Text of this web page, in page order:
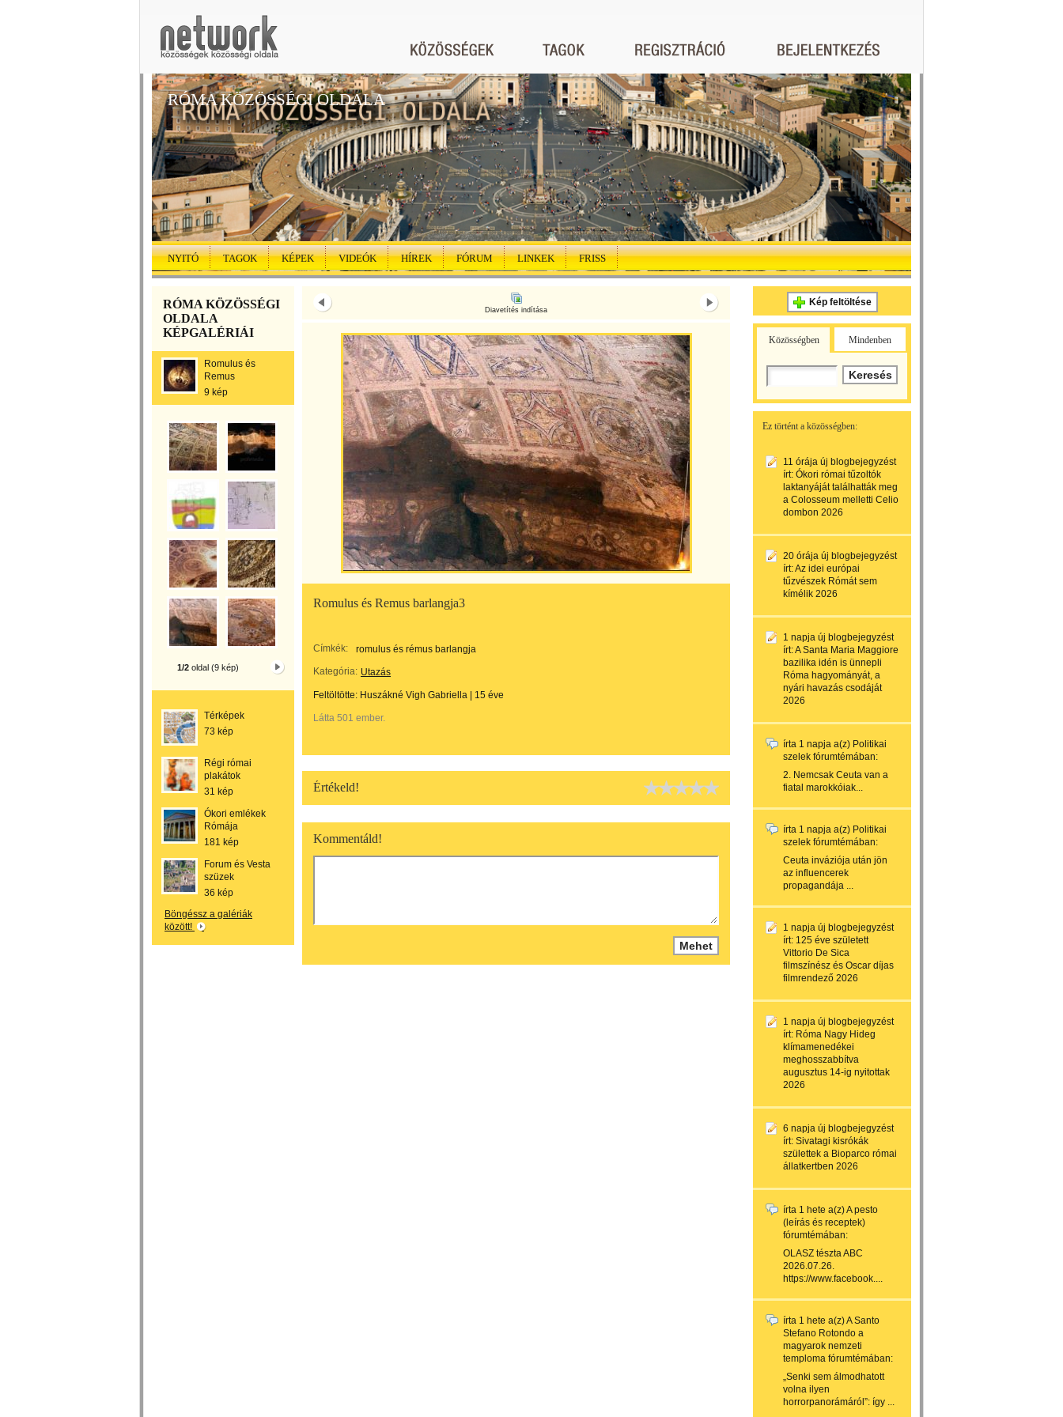
RÓMA KÖZÖSSÉGI OLDALA
NYITÓ TAGOK KÉPEK VIDEÓK HÍREK FÓRUM LINKEK FRISS
RÓMA KÖZÖSSÉGI
OLDALA
KÉPGALÉRIÁI
Romulus és
Remus
9 kép
1/2 oldal (9 kép)
Térképek
73 kép
Régi római
plakátok
31 kép
Ókori emlékek
Rómája
181 kép
Forum és Vesta
szüzek
36 kép
Böngéssz a galériák
között!
Diavetítés indítása
Romulus és Remus barlangja3
Címkék:
romulus és rémus barlangja
Kategória: Utazás
Feltöltötte: Huszákné Vigh Gabriella 15 éve
Látta 501 ember.
Értékeld!
Kommentáld!
Kép feltöltése
Közösségben Mindenben
Ez történt a közösségben:
11 órája új blogbejegyzést
írt: Ókori római tűzoltók
laktanyáját találhatták meg
a Colosseum melletti Celio
dombon 2026
20 órája új blogbejegyzést
írt:Az idei európai
tűzvészek Rómát sem
kímélik 2026
1 napja új blogbejegyzést
írt:A Santa Maria Maggiore
bazilika idén is ünnepli
Róma hagyományát, a
nyári havazás csodáját
2026
írta 1 napja a(z) Politikai
szelek fórumtémában:
2. Nemcsak Ceuta van a
fiatal marokkóiak...
írta 1 napja a(z) Politikai
szelek fórumtémában:
Ceuta inváziója után jön
az influencerek
propagandája ...
1 napja új blogbejegyzést
írt: 125 éve született
Vittorio De Sica
filmszínész és Oscar díjas
filmrendező 2026
1 napja új blogbejegyzést
írt: Róma Nagy Hideg
klímamenedékei
meghosszabbítva
augusztus 14-ig nyitottak
2026
6 napja új blogbejegyzést
írt: Sivatagi kisrókák
születtek a Bioparco római
állatkertben 2026
írta 1 hete a(z)A pesto
(leírás és receptek)
fórumtémában:
OLASZ tészta ABC
2026.07.26.
https://www.facebook....
írta 1 hete a(z)A Santo
Stefano Rotondo a
magyarok nemzeti
temploma fórumtémában:
„Senki sem álmodhatott
volna ilyen
horrorpanorámáról”: így ...